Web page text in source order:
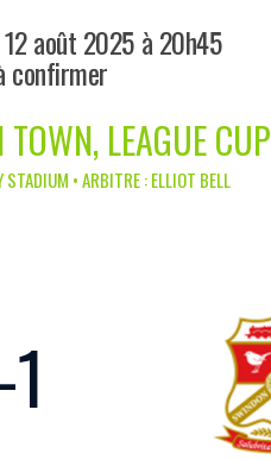
août 2025 à 20h45
confirmer
LEAGUE CUP
• ARBITRE : ELLIOT BELL
-1